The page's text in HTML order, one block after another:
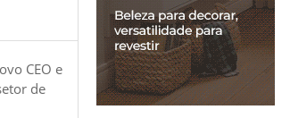
CEO e
de